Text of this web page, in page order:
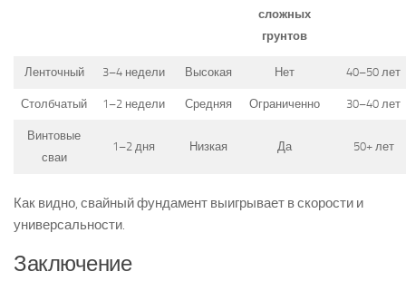
сложных
грунтов
Ленточный 3–4 недели Высокая Нет 40–50 лет
Столбчатый 1–2 недели Средняя Ограниченно 30–40 лет
Винтовые
сваи
1–2 дня Низкая Да 50+ лет
Как видно, свайный фундамент выигрывает в скорости и
универсальности.
Заключение